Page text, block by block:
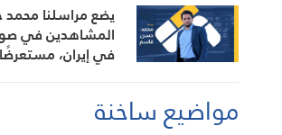
يضع مراسلنا
المشاهدين في
في إيران،
على الساحتين
التطورات ذات الصلةمواضيع ساخنة